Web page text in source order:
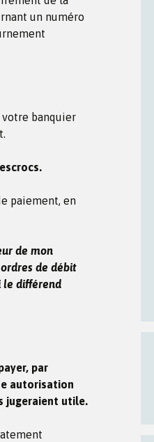
un numéro
votre banquier
paiement, en
de mon
de débit
le différend
par
autorisation
jugeraient utile.